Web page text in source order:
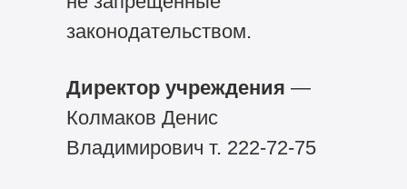
законодательством.
Директор учреждения —
Колмаков Денис
Владимирович т. 222-72-75